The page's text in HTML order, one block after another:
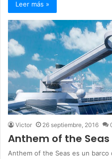
Leer más »
Victor 26 septiembre, 2016
Anthem of the
Anthem of the Seas es un